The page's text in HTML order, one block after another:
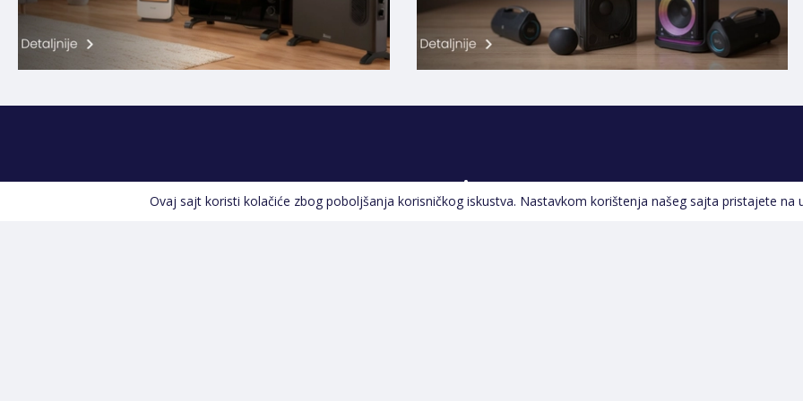
Pratite nas
Ovaj sajt koristi kolačiće zbog poboljšanja korisničkog iskustva. Nastavkom korištenja našeg sajta pristajete na